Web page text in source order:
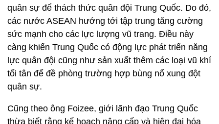
quân sự để thách thức quân đội Trung Quốc. Do đó,
các nước ASEAN hướng tới tập trung tăng cường
sức mạnh cho các lực lượng vũ trang. Điều này
càng khiến Trung Quốc có động lực phát triển năng
lực quân đội cũng như sản xuất thêm các loại vũ khí
tối tân để đề phòng trường hợp bùng nổ xung đột
quân sự.
Cũng theo ông Foizee, giới lãnh đạo Trung Quốc
thừa biết rằng kế hoạch nâng cấp và hiện đại hóa